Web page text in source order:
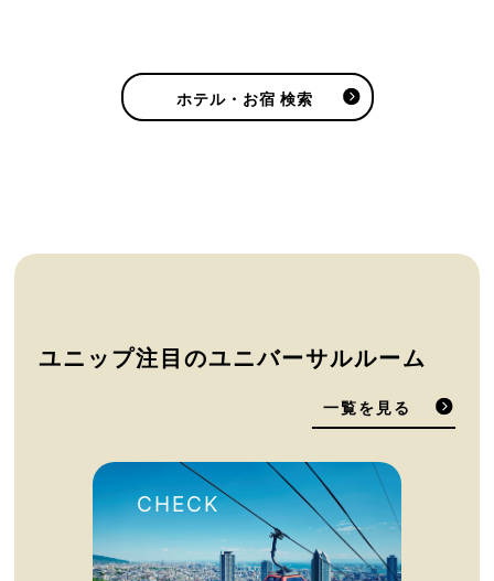
ホテル・お宿 検索
ユニップ注目のユニバーサルルーム
一覧を見る